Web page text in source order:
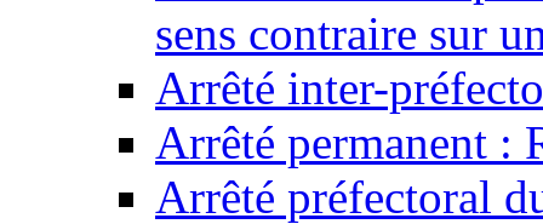
sens contraire sur
Arrêté inter-
Arrêté permanent :
Arrêté préfectoral